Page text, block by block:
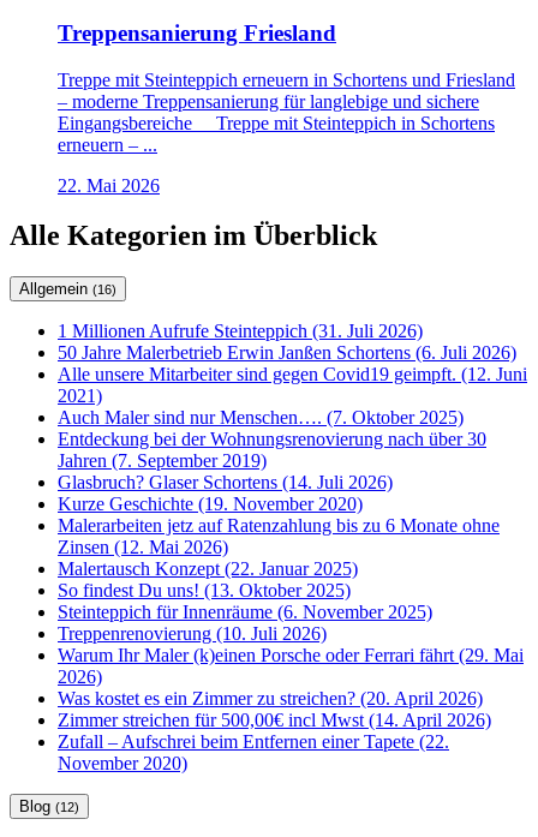
Treppensanierung Friesland
Treppe mit Steinteppich erneuern in Schortens und Friesland
– moderne Treppensanierung für langlebige und sichere
Eingangsbereiche Treppe mit Steinteppich in Schortens
erneuern – ...
22. Mai 2026
Alle Kategorien im Überblick
Allgemein (16)
1 Millionen Aufrufe Steinteppich (31. Juli 2026)
50 Jahre Malerbetrieb Erwin Janßen Schortens (6. Juli 2026)
Alle unsere Mitarbeiter sind gegen Covid19 geimpft. (12. Juni
2021)
Auch Maler sind nur Menschen…. (7. Oktober 2025)
Entdeckung bei der Wohnungsrenovierung nach über 30
Jahren (7. September 2019)
Glasbruch? Glaser Schortens (14. Juli 2026)
Kurze Geschichte (19. November 2020)
Malerarbeiten jetz auf Ratenzahlung bis zu 6 Monate ohne
Zinsen (12. Mai 2026)
Malertausch Konzept (22. Januar 2025)
So findest Du uns! (13. Oktober 2025)
Steinteppich für Innenräume (6. November 2025)
Treppenrenovierung (10. Juli 2026)
Warum Ihr Maler (k)einen Porsche oder Ferrari fährt (29. Mai
2026)
Was kostet es ein Zimmer zu streichen? (20. April 2026)
Zimmer streichen für 500,00€ incl Mwst (14. April 2026)
Zufall – Aufschrei beim Entfernen einer Tapete (22.
November 2020)
Blog (12)